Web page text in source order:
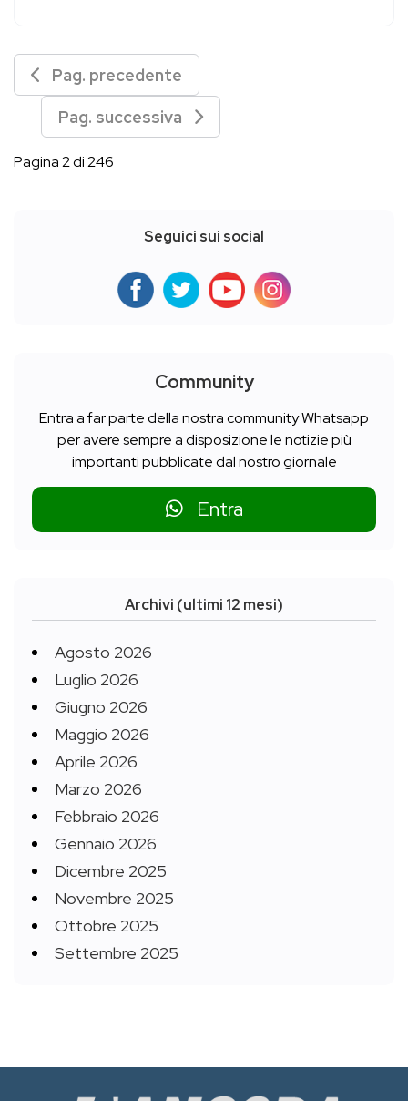
Pag. precedente
Pag. successiva
Pagina 2 di 246
Seguici sui social
Community
Entra a far parte della nostra community Whatsapp
per avere sempre a disposizione le notizie più
importanti pubblicate dal nostro giornale
Entra
Archivi (ultimi 12 mesi)
Agosto 2026
Luglio 2026
Giugno 2026
Maggio 2026
Aprile 2026
Marzo 2026
Febbraio 2026
Gennaio 2026
Dicembre 2025
Novembre 2025
Ottobre 2025
Settembre 2025